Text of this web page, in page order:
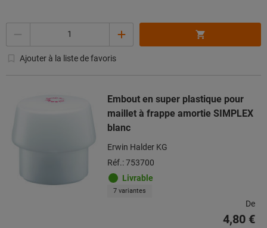
Ajouter à la liste de favoris
Embout en super plastique pour
maillet à frappe amortie SIMPLEX
blanc
Erwin Halder KG
Réf.: 753700
Livrable
7 variantes
De
4,80 €